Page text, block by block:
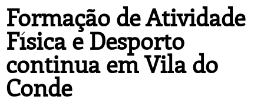
Formação de Atividade
Física e Desporto
continua em Vila do
Conde